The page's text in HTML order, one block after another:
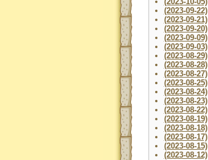
(2023-09-22)
(2023-09-21)
(2023-09-20)
(2023-09-09)
(2023-09-03)
(2023-08-29)
(2023-08-28)
(2023-08-27)
(2023-08-25)
(2023-08-24)
(2023-08-23)
(2023-08-22)
(2023-08-19)
(2023-08-18)
(2023-08-17)
(2023-08-15)
(2023-08-12)